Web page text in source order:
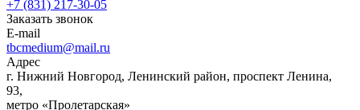
+7 (831) 217-30-05
Заказать звонок
E-mail
tbcmedium@mail.ru
Адрес
г. Нижний Новгород, Ленинский район, проспект Ленина,
93,
метро «Пролетарская»